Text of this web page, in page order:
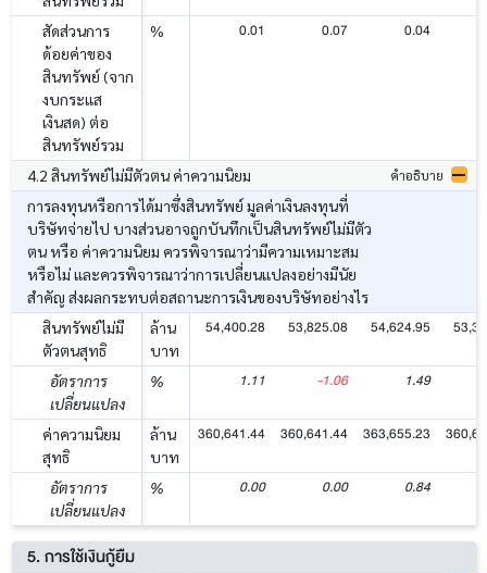
สัดส่วนการ
ด้อยค่าของ
สินทรัพย์ (จาก
งบกระแส
เงินสด) ต่อ
สินทรัพย์รวม
% 0.01 0.07 0.04
4.2 สินทรัพย์ไม่มีตัวตน ค่าความนิยม คำอธิบาย
การลงทุนหรือการได้มาซึ่งสินทรัพย์ มูลค่าเงินลงทุนที่
บริษัทจ่ายไป บางส่วนอาจถูกบันทึกเป็นสินทรัพย์ไม่มีตัว
ตน หรือ ค่าความนิยม ควรพิจารณาว่ามีความเหมาะสม
หรือไม่ และควรพิจารณาว่าการเปลี่ยนแปลงอย่างมีนัย
สำคัญ ส่งผลกระทบต่อสถานะการเงินของบริษัทอย่างไร
สินทรัพย์ไม่มี
ตัวตนสุทธิ
ล้าน
บาท
54,400.28 53,825.08 54,624.95
อัตราการ
เปลี่ยนแปลง
% 1.11 -1.06 1.49
ค่าความนิยม
สุทธิ
ล้าน
บาท
360,641.44 360,641.44 363,655.23
อัตราการ
เปลี่ยนแปลง
% 0.00 0.00 0.84
5. การใช้เงินกู้ยืม